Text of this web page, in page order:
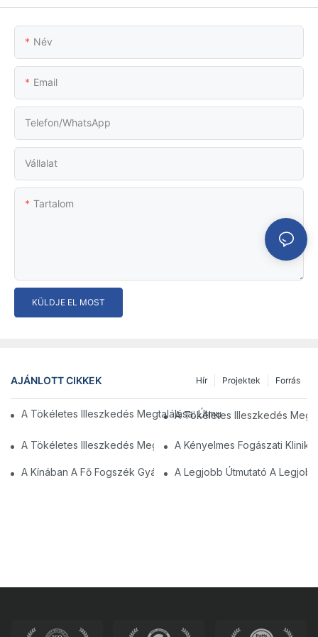
Név
Email
Telefon/WhatsApp
Vállalat
Tartalom
KÜLDJE EL MOST
AJÁNLOTT CIKKEK Forrás
Projektek
Hír
A Tökéletes Illeszkedés Megtalálása: Útmutató Az Állítható
A Tökéletes Illeszkedés
A Tökéletes Illeszkedés Megtalálása: Az Állítható Orvosi Szék
A Kényelmes Fogászati
A Kínában A Fő Fogszék Gyártói: Innovációk És Minőség
A Legjobb Útmutató A